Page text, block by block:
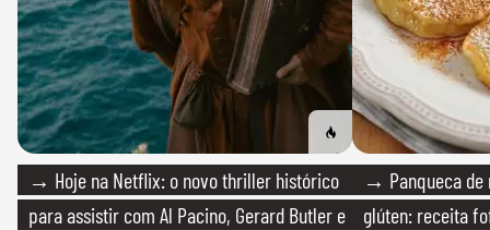
→ Hoje na Netflix: o novo thriller histórico
para assistir com Al Pacino, Gerard Butler e
→ Panqueca de
glúten: receita